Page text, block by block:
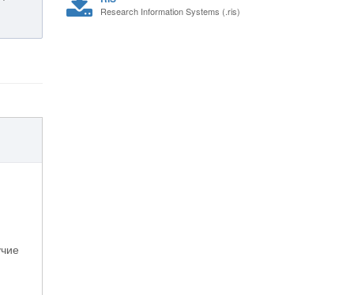
Research Information Systems (.ris)